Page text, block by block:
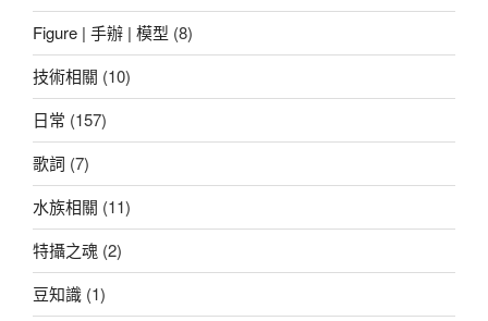
Figure | 手辦 | 模型 (8)
技術相關 (10)
日常 (157)
歌詞 (7)
水族相關 (11)
特攝之魂 (2)
豆知識 (1)